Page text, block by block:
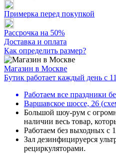
Примерка перед покупкой
Рассрочка на 50%
Доставка и оплата
Как определить размер?
Магазин в Москве
Бутик работает каждый день с
Работаем все праздники
Варшавское шоссе, 26 (
Большой шоу-рум с
наличии весь товар,
Работаем без выходных с
Зал дезинфицируерся
рециркуляторами.